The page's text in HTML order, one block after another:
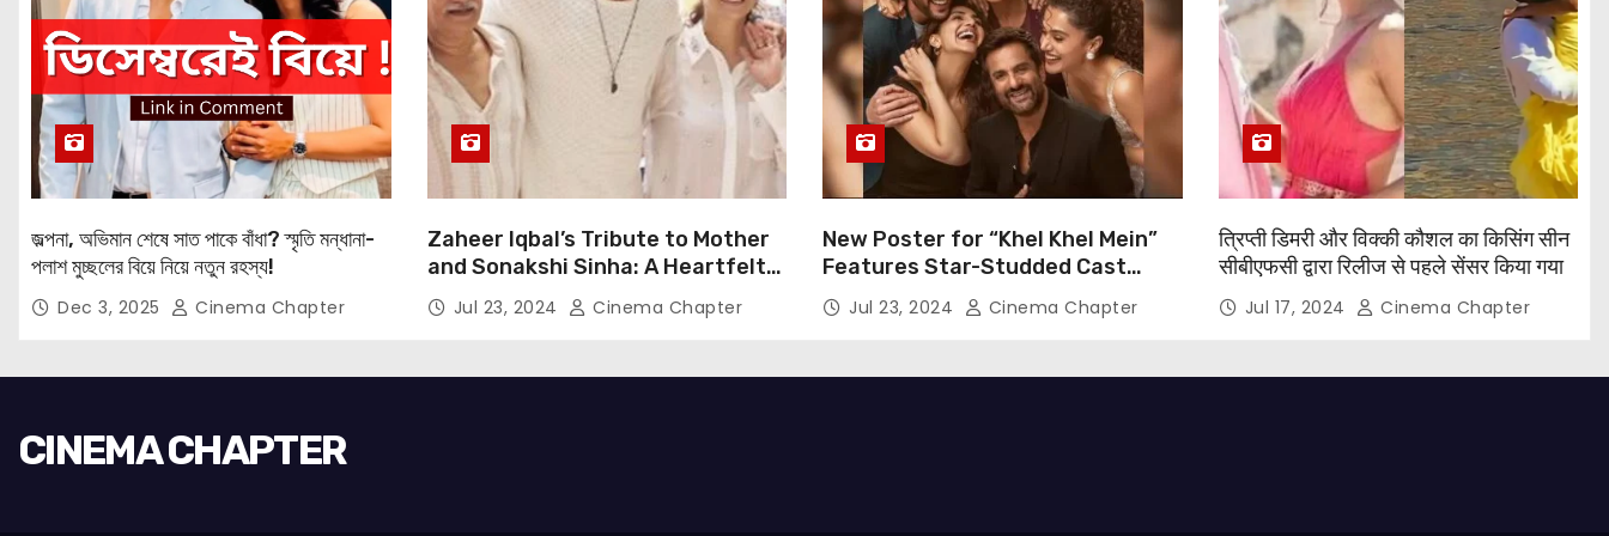
জল্পনা, অভিমান শেষে সাত পাকে বাঁধা? স্মৃতি মন্ধানা-
পলাশ মুচ্ছলের বিয়ে নিয়ে নতুন রহস্য!
Dec 3, 2025 Cinema Chapter
Zaheer Iqbal’s Tribute to Mother
and Sonakshi Sinha: A Heartfelt
Expression of Gratitude
Jul 23, 2024 Cinema Chapter
New Poster for “Khel Khel Mein”
Features Star-Studded Cast
Including Akshay Kumar, Taapsee
Pannu, Fardeen Khan, and More
Jul 23, 2024 Cinema Chapter
त्रिप्ती डिमरी और विक्की कौशल का किसिंग सीन
सीबीएफसी द्वारा रिलीज से पहले सेंसर किया गया
Jul 17, 2024 Cinema Chapter
CINEMA CHAPTER